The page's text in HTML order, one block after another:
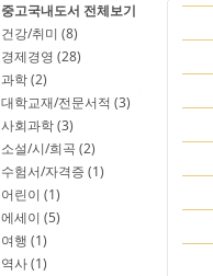
중고국내도서 전체보기
건강/취미 (8)
경제경영 (28)
과학 (2)
대학교재/전문서적 (3)
사회과학 (3)
소설/시/희곡 (2)
수험서/자격증 (1)
어린이 (1)
에세이 (5)
여행 (1)
역사 (1)